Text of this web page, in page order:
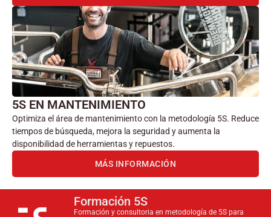
5S EN MANTENIMIENTO
Optimiza el área de mantenimiento con la metodología 5S. Reduce
tiempos de búsqueda, mejora la seguridad y aumenta la
disponibilidad de herramientas y repuestos.
MÁS INFORMACIÓN
Formación 5S
Formación y consultoria en metodología de 5S para